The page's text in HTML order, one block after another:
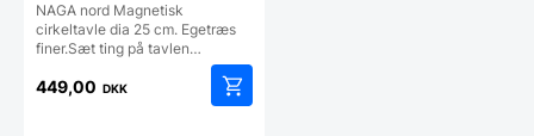
NAGA nord Magnetisk
cirkeltavle dia 25 cm. Egetræs
finer.Sæt ting på tavlen…
449,00 DKK